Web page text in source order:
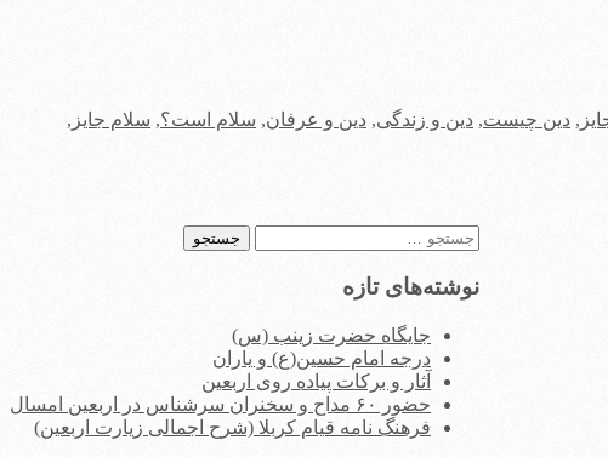
, دین چیست, دین و زندگی, دین و عرفان, سلام است؟, سلام جایز ,
جستجو
نوشته‌های تازه
جایگاه حضرت زینب (س)
درجه امام حسین(ع) و یاران
آثار و برکات پیاده روی اربعین
حضور ۶۰ مداح و سخنران سرشناس در اربعین امسال
فرهنگ نامه قیام کربلا (شرح اجمالی زیارت اربعین)